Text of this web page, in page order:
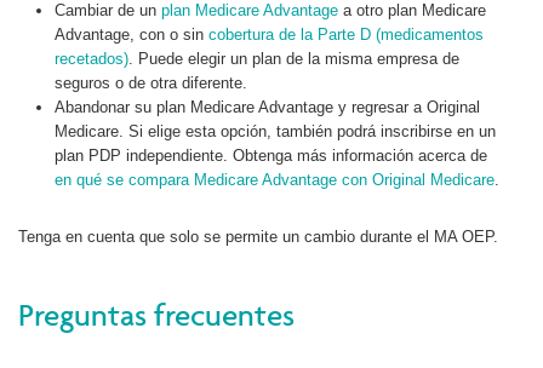
Cambiar de unplan Medicare Advantage a otro plan Medicare
Advantage, con o sincobertura de la Parte D (medicamentos
recetados). Puede elegir un plan de la misma empresa de
seguros o de otra diferente.
Abandonar su plan Medicare Advantage y regresar a Original
Medicare. Si elige esta opción, también podrá inscribirse en un
plan PDP independiente. Obtenga más información acerca de
en qué se compara Medicare Advantage con Original Medicare.
Tenga en cuenta que solo se permite un cambio durante el MA OEP.
Preguntas frecuentes